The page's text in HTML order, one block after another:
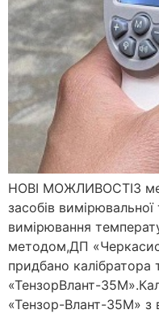
НОВІ МОЖЛИВОСТІЗ
засобів
вимірювання
методом,ДП
придбано калібратора
«ТензорВлант-
«Тензор-Влант-35М» з